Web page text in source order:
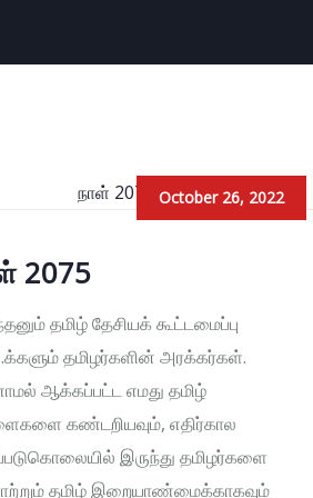
October 26, 2022
2075
தமிழ் தேசியக் கூட்டமைப்பு
தமிழர்களின் அரக்கர்கள்.
ஆக்கப்பட்ட எமது தமிழ்
கண்டறியவும், எதிர்கால
இருந்து தமிழர்களை
தமிழ் இறையாண்மைக்காகவும்